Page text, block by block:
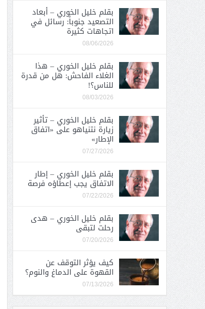
بقلم خليل الخوري – أبعاد
التصعيد جنوباً: رسائل في
اتجاهات كثيرة
08/06/2026
بقلم خليل الخوري – هذا
الغلاء الفاحش: هل من قدرة
للناس؟!
08/03/2026
بقلم خليل الخوري – تأثير
زيارة نتنياهو على «اتفاق
الإطار»
07/27/2026
بقلم خليل الخوري – إطار
الاتفاق يجب إعطاؤه فرصة
07/22/2026
بقلم خليل الخوري – هدى
رحلت لتبقى
07/20/2026
كيف يؤثر التوقف عن
القهوة على الدماغ والنوم؟
07/13/2026